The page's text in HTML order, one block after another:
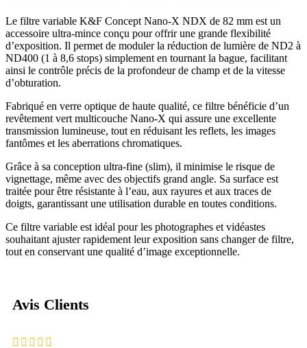
Le filtre variable K&F Concept Nano-X NDX de 82 mm est un
accessoire ultra-mince conçu pour offrir une grande flexibilité
d’exposition. Il permet de moduler la réduction de lumière de ND2 à
ND400 (1 à 8,6 stops) simplement en tournant la bague, facilitant
ainsi le contrôle précis de la profondeur de champ et de la vitesse
d’obturation.
Fabriqué en verre optique de haute qualité, ce filtre bénéficie d’un
revêtement vert multicouche Nano-X qui assure une excellente
transmission lumineuse, tout en réduisant les reflets, les images
fantômes et les aberrations chromatiques.
Grâce à sa conception ultra-fine (slim), il minimise le risque de
vignettage, même avec des objectifs grand angle. Sa surface est
traitée pour être résistante à l’eau, aux rayures et aux traces de
doigts, garantissant une utilisation durable en toutes conditions.
Ce filtre variable est idéal pour les photographes et vidéastes
souhaitant ajuster rapidement leur exposition sans changer de filtre,
tout en conservant une qualité d’image exceptionnelle.
Avis Clients